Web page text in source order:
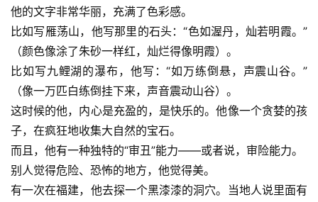
他的文字非常华丽，充满了色彩感。
比如写雁荡山，他写那里的石头：“色如渥丹，灿若明霞。”
（颜色像涂了朱砂一样红，灿烂得像明霞）。
比如写九鲤湖的瀑布，他写：“如万练倒悬，声震山谷。”
（像一万匹白练倒挂下来，声音震动山谷）。
这时候的他，内心是充盈的，是快乐的。他像一个贪婪的孩
子，在疯狂地收集大自然的宝石。
而且，他有一种独特的“审丑”能力——或者说，审险能力。
别人觉得危险、恐怖的地方，他觉得美。
有一次在福建，他去探一个黑漆漆的洞穴。当地人说里面有